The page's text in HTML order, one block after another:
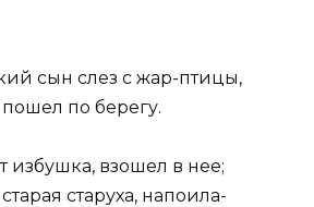
сын слез с жар-птицы,
по берегу.
взошел в нее;
старуха, напоила-